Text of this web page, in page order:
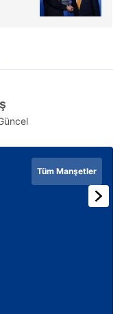
Tüm Manşetler